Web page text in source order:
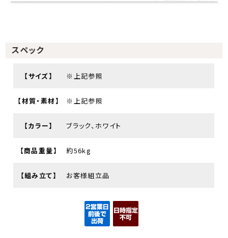
スペック
【サイズ】 ※上記参照
【材質・素材】 ※上記参照
【カラー】 ブラック、ホワイト
【商品重量】 約56kg
【組み立て】 お客様組立品